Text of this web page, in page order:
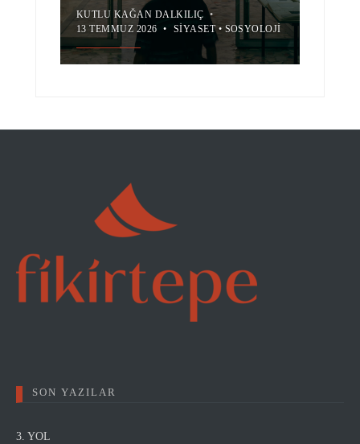
KUTLU KAĞAN DALKILIÇ •
13 TEMMUZ 2026 • SIYASET• SOSYOLOJI
SON YAZILAR
3. YOL